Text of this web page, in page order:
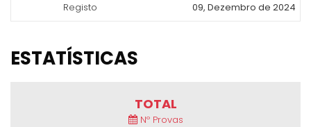
Registo
09, Dezembro de 2024
ESTATÍSTICAS
TOTAL
Nº Provas